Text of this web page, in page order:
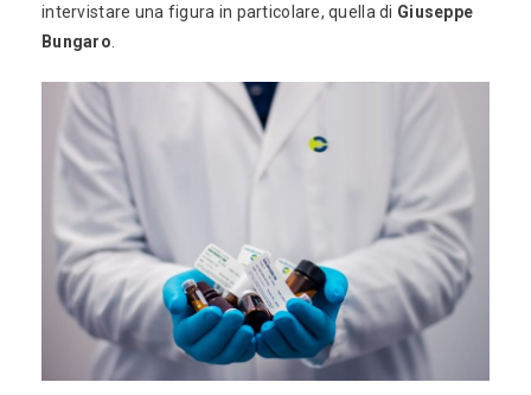
intervistare una figura in particolare, quella di Giuseppe
Bungaro